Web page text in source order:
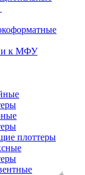
к МФУ
плоттеры